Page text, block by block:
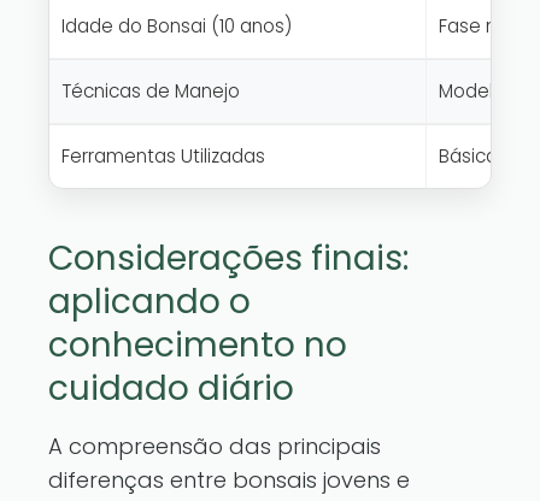
Idade do Bonsai (10 anos) Fase
Técnicas de Manejo
Ferramentas Utilizadas Básicas
Considerações finais:
aplicando o
conhecimento no
cuidado diário
A compreensão das principais
diferenças entre bonsais jovens e